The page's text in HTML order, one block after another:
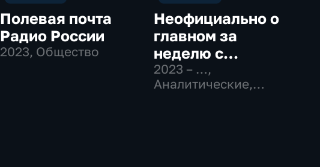
Полевая почта
Радио России
2023, Общество
Неофициально о
главном за
неделю с
Даниилом
Безсоновым
2023 – …,
Аналитические,